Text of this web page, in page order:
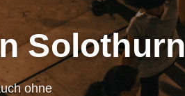
Solothurn
ohne